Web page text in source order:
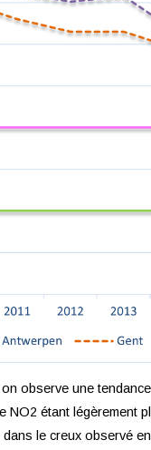
observe une
NO2 étant légèrement
dans le creux observé